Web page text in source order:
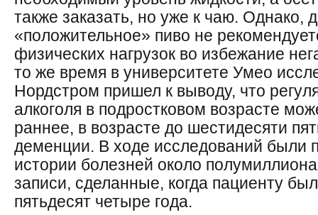
также заказать, но уже к чаю. Однако,
«положительное» пиво не
физических нагрузок во избежание
то же время в университете Умео
Нордстром пришел к выводу, что
алкоголя в подростковом возрасте
раннее, в возрасте до шестидесяти
деменции. В ходе исследований были
истории болезней около
записи, сделанные, когда пациенту
пятьдесят четыре года.